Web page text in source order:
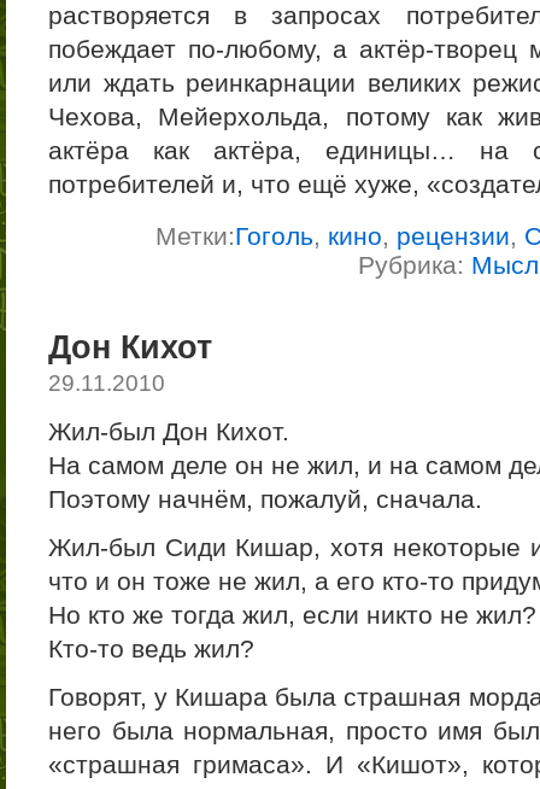
растворяется в запросах
побеждает по-любому, а актёр-
или ждать реинкарнации великих
Чехова, Мейерхольда, потому как
актёра как актёра, единицы… на
потребителей и, что ещё хуже,
Метки:Гоголь, кино, рецензии,
Рубрика:
Дон Кихот
29.11.2010
Жил-был Дон Кихот.
На самом деле он не жил, и на самом
Поэтому начнём, пожалуй, сначала.
Жил-был Сиди Кишар, хотя некоторые и
что и он тоже не жил, а его кто-то
Но кто же тогда жил, если никто не жил?
Кто-то ведь жил?
Говорят, у Кишара была страшная
него была нормальная, просто имя
«страшная гримаса». И «Кишот»,